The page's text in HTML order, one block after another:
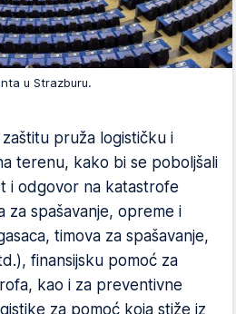
u Strazburu.
pruža logističku i
terenu, kako bi se poboljšali
i odgovor na katastrofe
za spašavanje, opreme i
timova za spašavanje,
finansijsku pomoć za
kao i za preventivne
za pomoć koja stiže iz